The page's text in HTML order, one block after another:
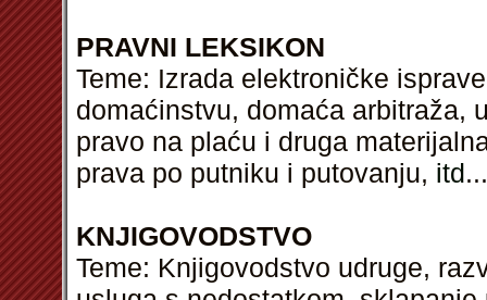
PRAVNI LEKSIKON
Teme: Izrada elektroničke
domaćinstvu, domaća arbitraža,
pravo na plaću i druga
prava po putniku i putovanju, itd...
KNJIGOVODSTVO
Teme: Knjigovodstvo udruge,